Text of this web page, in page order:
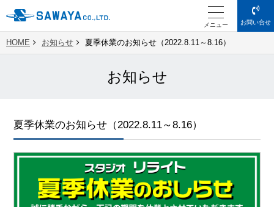
メニュー お問い合せ
HOME お知らせ 夏季休業のお知らせ（2022.8.11～8.16）
お知らせ
夏季休業のお知らせ（2022.8.11～8.16）